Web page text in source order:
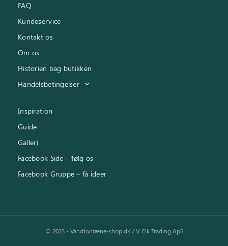
FAQ
Kundeservice
Kontakt os
Om os
Historien bag butikken
Handelsbetingelser
Inspiration
Guide
Galleri
Facebook Side – følg os
Facebook Gruppe – få ideer
© 2023 - Vandfontæne-shop.dk / V. Elk Trading ApS